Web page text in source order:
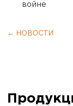
войне
← НОВОСТИ